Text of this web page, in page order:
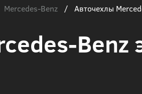
Mercedes-Benz / Авточехлы
Benz